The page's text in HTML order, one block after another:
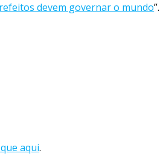
devem governar o mundo”.
aqui.